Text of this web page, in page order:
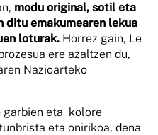
modu original, sotil eta
ditu emakumearen lekua
loturak. Horrez gain, Le
ere azaltzen du,
Nazioarteko
garbien eta kolore
eta onirikoa, dena